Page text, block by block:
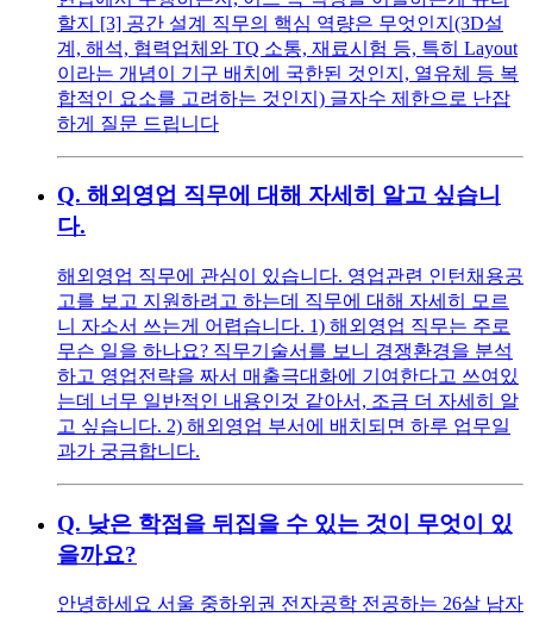
할지 [3] 공간 설계 직무의 핵심 역량은 무엇인지(3D설
계, 해석, 협력업체와 TQ 소통, 재료시험 등, 특히 Layout
이라는 개념이 기구 배치에 국한된 것인지, 열유체 등 복
합적인 요소를 고려하는 것인지) 글자수 제한으로 난잡
하게 질문 드립니다
Q. 해외영업 직무에 대해 자세히 알고 싶습니
다.
해외영업 직무에 관심이 있습니다. 영업관련 인턴채용공
고를 보고 지원하려고 하는데 직무에 대해 자세히 모르
니 자소서 쓰는게 어렵습니다. 1) 해외영업 직무는 주로
무슨 일을 하나요? 직무기술서를 보니 경쟁환경을 분석
하고 영업전략을 짜서 매출극대화에 기여한다고 쓰여있
는데 너무 일반적인 내용인것 같아서, 조금 더 자세히 알
고 싶습니다. 2) 해외영업 부서에 배치되면 하루 업무일
과가 궁금합니다.
Q. 낮은 학점을 뒤집을 수 있는 것이 무엇이 있
을까요?
안녕하세요 서울 중하위권 전자공학 전공하는 26살 남자